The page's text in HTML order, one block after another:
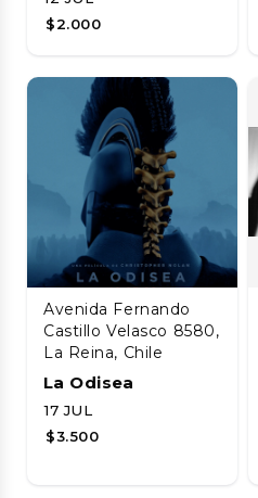
$2.000
Avenida Fernando
Castillo Velasco 8580,
La Reina, Chile
La Odisea
17 JUL
$3.500